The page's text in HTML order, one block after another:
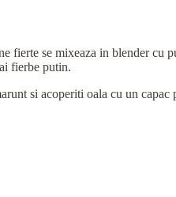
se mixeaza in blender cu
fierbe putin.
si acoperiti oala cu un capac